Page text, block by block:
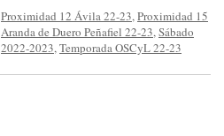
Proximidad 12 Ávila 22-23,Proximidad 15
Aranda de Duero Peñafiel 22-23,Sábado
2022-2023,Temporada OSCyL 22-23